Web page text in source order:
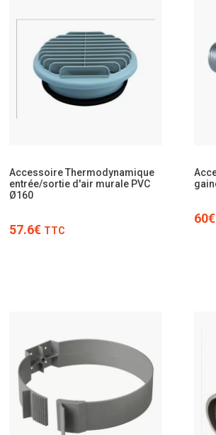
Accessoire Thermodynamique
entrée/sortie d'air murale PVC
Ø160
57.6€ TTC
60€